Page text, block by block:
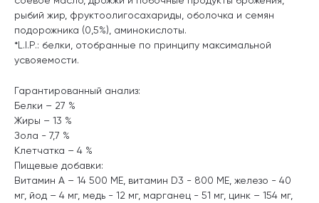
рыбий жир, фруктоолигосахариды, оболочка и семян
подорожника (0,5%), аминокислоты.
*L.I.P.: белки, отобранные по принципу максимальной
усвояемости.
Гарантированный анализ:
Белки – 27 %
Жиры – 13 %
Зола - 7,7 %
Клетчатка – 4 %
Пищевые добавки:
Витамин A – 14 500 ME, витамин D3 - 800 ME, железо - 40
мг, йод – 4 мг, медь - 12 мг, марганец - 51 мг, цинк – 154 мг,